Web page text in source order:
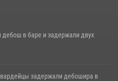
в баре и задержали двух
задержали дебошира в